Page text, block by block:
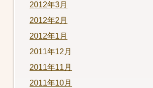
2012年3月
2012年2月
2012年1月
2011年12月
2011年11月
2011年10月